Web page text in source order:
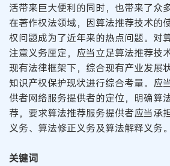
活带来巨大便利的同时，也带来了众
在著作权法领域，因算法推荐技术的
权问题成为了近年来的热点问题。对
注意义务厘定，应当立足算法推荐技
现有法律框架下，综合现有产业发展
知识产权保护现状进行综合考量。应
供者网络服务提供者的定位，明确算
荐，要求算法推荐服务提供者应当承
义务、算法修正义务及算法解释义务。
关键词